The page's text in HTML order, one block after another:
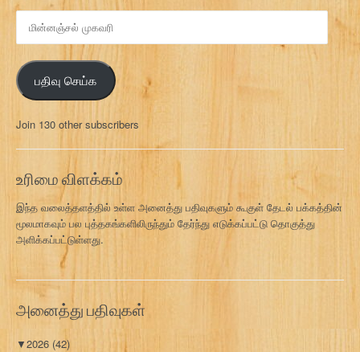
ன
ஞ்
ச
ல்
க
வ
பதிவு செய்க
Join 130 other subscribers
உரிமை விளக்கம்
இந்த வலைத்தளத்தில் உள்ள அனைத்து பதிவுகளும் கூகுள் தேடல் பக்கத்தின்
மூலமாகவும் பல புத்தகங்களிலிருந்தும் தேர்ந்து எடுக்கப்பட்டு தொகுத்து
அளிக்கப்பட்டுள்ளது.
அனைத்து பதிவுகள்
▼2026 (42)